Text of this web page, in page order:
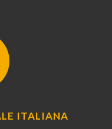
ITALIANA